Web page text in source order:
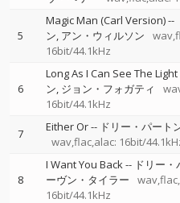
5
Magic Man (Carl Version)--
ン アン・ウィルソン
16bit/44.1kHz
6
Long As I Can See The Light
ン ジョン・フォガティ
16bit/44.1kHz
7 Either Or-- ドリー・パート
wav,flac,alac: 16bit/
8
I Want You Back-- ドリー
ーヴン・タイラー
16bit/44.1kHz